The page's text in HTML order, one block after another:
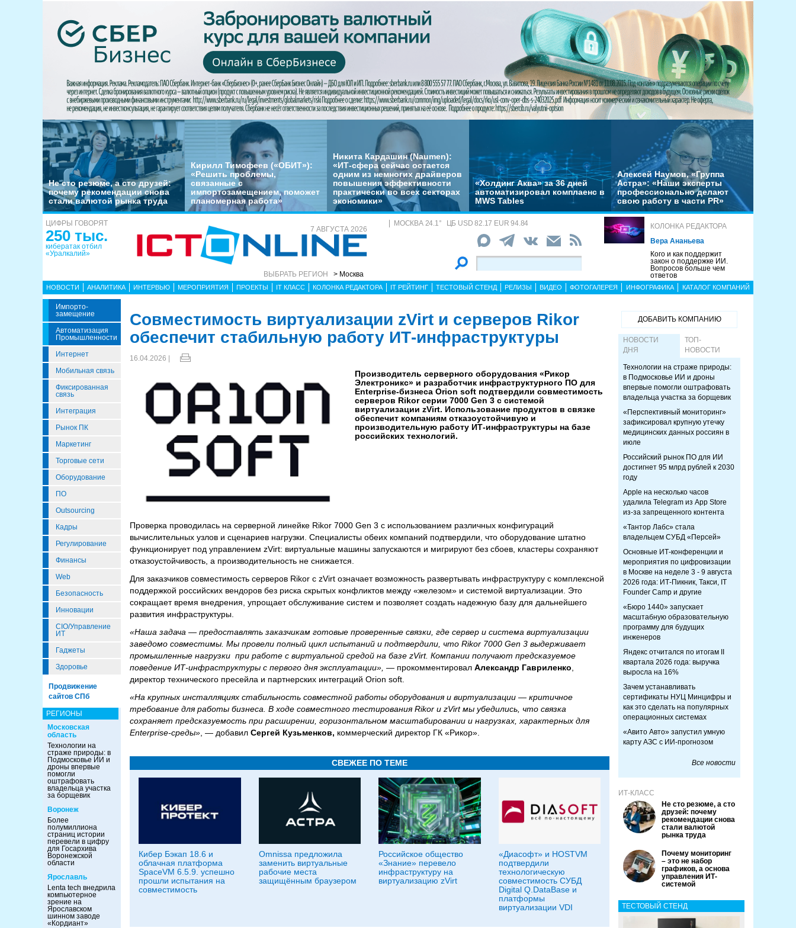
Не сто резюме, а сто друзей:
почему рекомендации снова
стали валютой рынка труда
Кирилл Тимофеев («ОБИТ»):
«Решить проблемы,
связанные с
импортозамещением, поможет
планомерная работа»
Никита Кардашин (Naumen):
«ИТ-сфера сейчас остается
одним из немногих драйверов
повышения эффективности
практически во всех секторах
экономики»
«Холдинг Аква» за 36 дней
автоматизировал комплаенс в
MWS Tables
Алексей Наумов, «Группа
Астра»: «Наши эксперты
профессионально делают
свою работу в части PR»
ЦИФРЫ ГОВОРЯТ
250 тыс.
кибератак отбил
«Уралкалий»
7 АВГУСТА 2026
ВЫБРАТЬ РЕГИОН > Москва
МОСКВА 24.1° ЦБ USD 82.17 EUR 94.84
КОЛОНКА РЕДАКТОРА
Вера Ананьева
Кого и как поддержит
закон о поддержке ИИ.
Вопросов больше чем
ответов
НОВОСТИ АНАЛИТИКА ИНТЕРВЬЮ МЕРОПРИЯТИЯ ПРОЕКТЫ IT КЛАСС КОЛОНКА РЕДАКТОРА IT РЕЙТИНГ ТЕСТОВЫЙ СТЕНД РЕЛИЗЫ ВИДЕО ФОТОГАЛЕРЕЯ ИНФОГРАФИКА КАТАЛОГ КОМПАНИЙ
Импорто­
Замещение
Автоматизация
Промышленности
Интернет
Мобильная связь
Фиксированная
связь
Интеграция
Рынок ПК
Маркетинг
Торговые сети
Оборудование
ПО
Outsourcing
Кадры
Регулирование
Финансы
Web
Безопасность
Инновации
CIO/Управление
ИТ
Гаджеты
Здоровье
Продвижение
сайтов СПб
РЕГИОНЫ
Московская
область
Технологии на
страже природы: в
Подмосковье ИИ и
дроны впервые
помогли
оштрафовать
владельца участка
за борщевик
Воронеж
Более
полумиллиона
страниц истории
перевели в цифру
для Госархива
Воронежской
области
Ярославль
Lenta tech внедрила
компьютерное
зрение на
Ярославском
шинном заводе
«Кордиант»
Совместимость виртуализации zVirt и серверов Rikor
обеспечит стабильную работу ИТ-инфраструктуры
16.04.2026 |
Производитель серверного оборудования «Рикор
Электроникс» и разработчик инфраструктурного ПО для
Enterprise-бизнеса Orion soft подтвердили совместимость
серверов Rikor серии 7000 Gen 3 с системой
виртуализации zVirt. Использование продуктов в связке
обеспечит компаниям отказоустойчивую и
производительную работу ИТ-инфраструктуры на базе
российских технологий.
Проверка проводилась на серверной линейке Rikor 7000 Gen 3 с использованием различных конфигураций
вычислительных узлов и сценариев нагрузки. Специалисты обеих компаний подтвердили, что оборудование штатно
функционирует под управлением zVirt: виртуальные машины запускаются и мигрируют без сбоев, кластеры сохраняют
отказоустойчивость, а производительность не снижается.
Для заказчиков совместимость серверов Rikor с zVirt означает возможность развертывать инфраструктуру с комплексной
поддержкой российских вендоров без риска скрытых конфликтов между «железом» и системой виртуализации. Это
сокращает время внедрения, упрощает обслуживание систем и позволяет создать надежную базу для дальнейшего
развития инфраструктуры.
«Наша задача — предоставлять заказчикам готовые проверенные связки, где сервер и система виртуализации
заведомо совместимы. Мы провели полный цикл испытаний и подтвердили, что Rikor 7000 Gen 3 выдерживает
промышленные нагрузки при работе с виртуальной средой на базе zVirt. Компании получают предсказуемое
поведение ИТ-инфраструктуры с первого дня эксплуатации», — прокомментировал Александр Гавриленко
директор технического пресейла и партнерских интеграций Orion soft.
«На крупных инсталляциях стабильность совместной работы оборудования и виртуализации — критичное
требование для работы бизнеса. В ходе совместного тестирования Rikor и zVirt мы убедились, что связка
сохраняет предсказуемость при расширении, горизонтальном масштабировании и нагрузках, характерных для
Enterprise-среды» , — добавил Сергей Кузьменков, коммерческий директор ГК «Рикор».
СВЕЖЕЕ ПО ТЕМЕ
Кибер Бэкап 18.6 и
облачная платформа
SpaceVM 6.5.9. успешно
прошли испытания на
совместимость
Omnissa предложила
заменить виртуальные
рабочие места
защищённым браузером
Российское общество
«Знание» перевело
инфраструктуру на
виртуализацию zVirt
«Диасофт» и HOSTVM
подтвердили
технологическую
совместимость СУБД
Digital Q.DataBase и
платформы
виртуализации VDI
ДОБАВИТЬ КОМПАНИЮ
НОВОСТИ
ДНЯ
ТОП-
НОВОСТИ
Технологии на страже природы:
в Подмосковье ИИ и дроны
впервые помогли оштрафовать
владельца участка за борщевик
«Перспективный мониторинг»
зафиксировал крупную утечку
медицинских данных россиян в
июле
Российский рынок ПО для ИИ
достигнет 95 млрд рублей к 2030
году
Apple на несколько часов
удалила Telegram из App Store
из-за запрещенного контента
«Тантор Лабс» стала
владельцем СУБД «Персей»
Основные ИТ-конференции и
мероприятия по цифровизации
в Москве на неделе 3 - 9 августа
2026 года: ИТ-Пикник, Такси, IT
Founder Camp и другие
«Бюро 1440» запускает
масштабную образовательную
программу для будущих
инженеров
Яндекс отчитался по итогам II
квартала 2026 года: выручка
выросла на 16%
Зачем устанавливать
сертификаты НУЦ Минцифры и
как это сделать на популярных
операционных системах
«Авито Авто» запустил умную
карту АЗС с ИИ-прогнозом
Все новости
ИТ-КЛАСС
Не сто резюме, а сто
друзей: почему
рекомендации снова
стали валютой
рынка труда
Почему мониторинг
– это не набор
графиков, а основа
управления ИТ-
системой
ТЕСТОВЫЙ СТЕНД